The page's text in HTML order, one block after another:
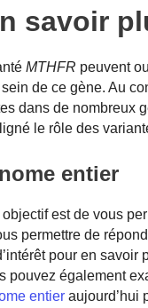
savoir
MTHFR peuvent
de ce gène. Au
dans de nombreux
le rôle des
entier
est de vous
permettre de
pour en
pouvez également
entier aujourd’hui